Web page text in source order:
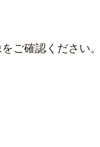
ご確認ください。